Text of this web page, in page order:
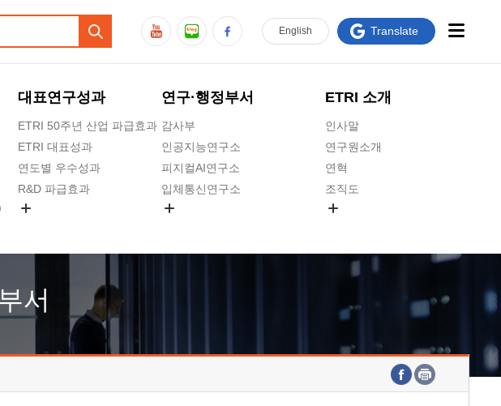
대표연구성과
ETRI 50주년 산업 파급효과
ETRI 대표성과
연도별 우수성과
R&D 파급효과
연구·행정부서
감사부
인공지능연구소
피지컬AI연구소
입체통신연구소
호남권연구본부
기획본부
ETRI 소개
인사말
연구원소개
연혁
조직도
연구원 고객헌장
주요업무연락처
English Translate
서